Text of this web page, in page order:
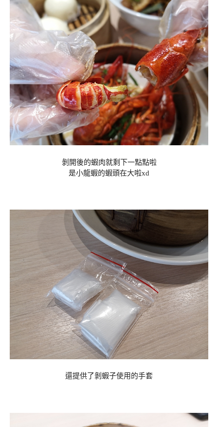
剝開後的蝦肉就剩下一點點啦
是小龍蝦的蝦頭在大啦xd
還提供了剝蝦子使用的手套